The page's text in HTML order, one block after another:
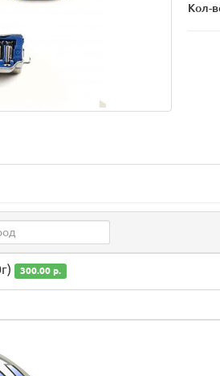
Кол-
300.00 р.